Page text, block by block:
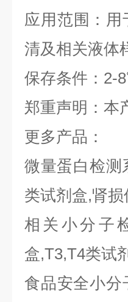
应用范围：
清及相关液体
保存条件：2-
郑重声明：本
更多产品：
微量蛋白检测
类试剂盒,肾损
相关小分子
盒,T3,T4类试
食品安全小分